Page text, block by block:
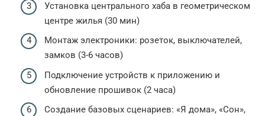
Установка центрального хаба в геометрическом
центре жилья (30 мин)
Монтаж электроники: розеток, выключателей,
замков (3-6 часов)
Подключение устройств к приложению и
обновление прошивок (2 часа)
Создание базовых сценариев: «Я дома», «Сон»,